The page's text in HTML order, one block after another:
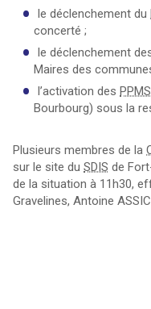
le déclenchement du
concerté ;
le déclenchement
Maires des
l’activation des PPMS
Bourbourg) sous la
Plusieurs membres de la
sur le site du SDIS de
de la situation à 11h30,
Gravelines, Antoine